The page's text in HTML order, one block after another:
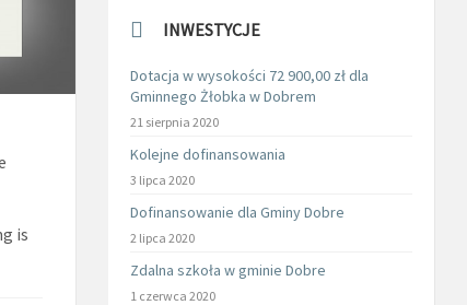
is
INWESTYCJE
Dotacja w wysokości 72 900,00 zł dla
Gminnego Żłobka w Dobrem
21 sierpnia 2020
Kolejne dofinansowania
3 lipca 2020
Dofinansowanie dla Gminy Dobre
2 lipca 2020
Zdalna szkoła w gminie Dobre
1 czerwca 2020